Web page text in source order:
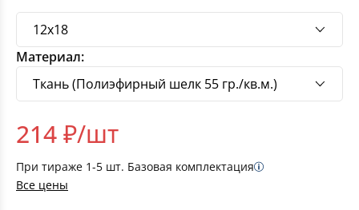
Материал:
214₽/шт
При тираже 1-5 шт. Базовая комплектация
Все цены